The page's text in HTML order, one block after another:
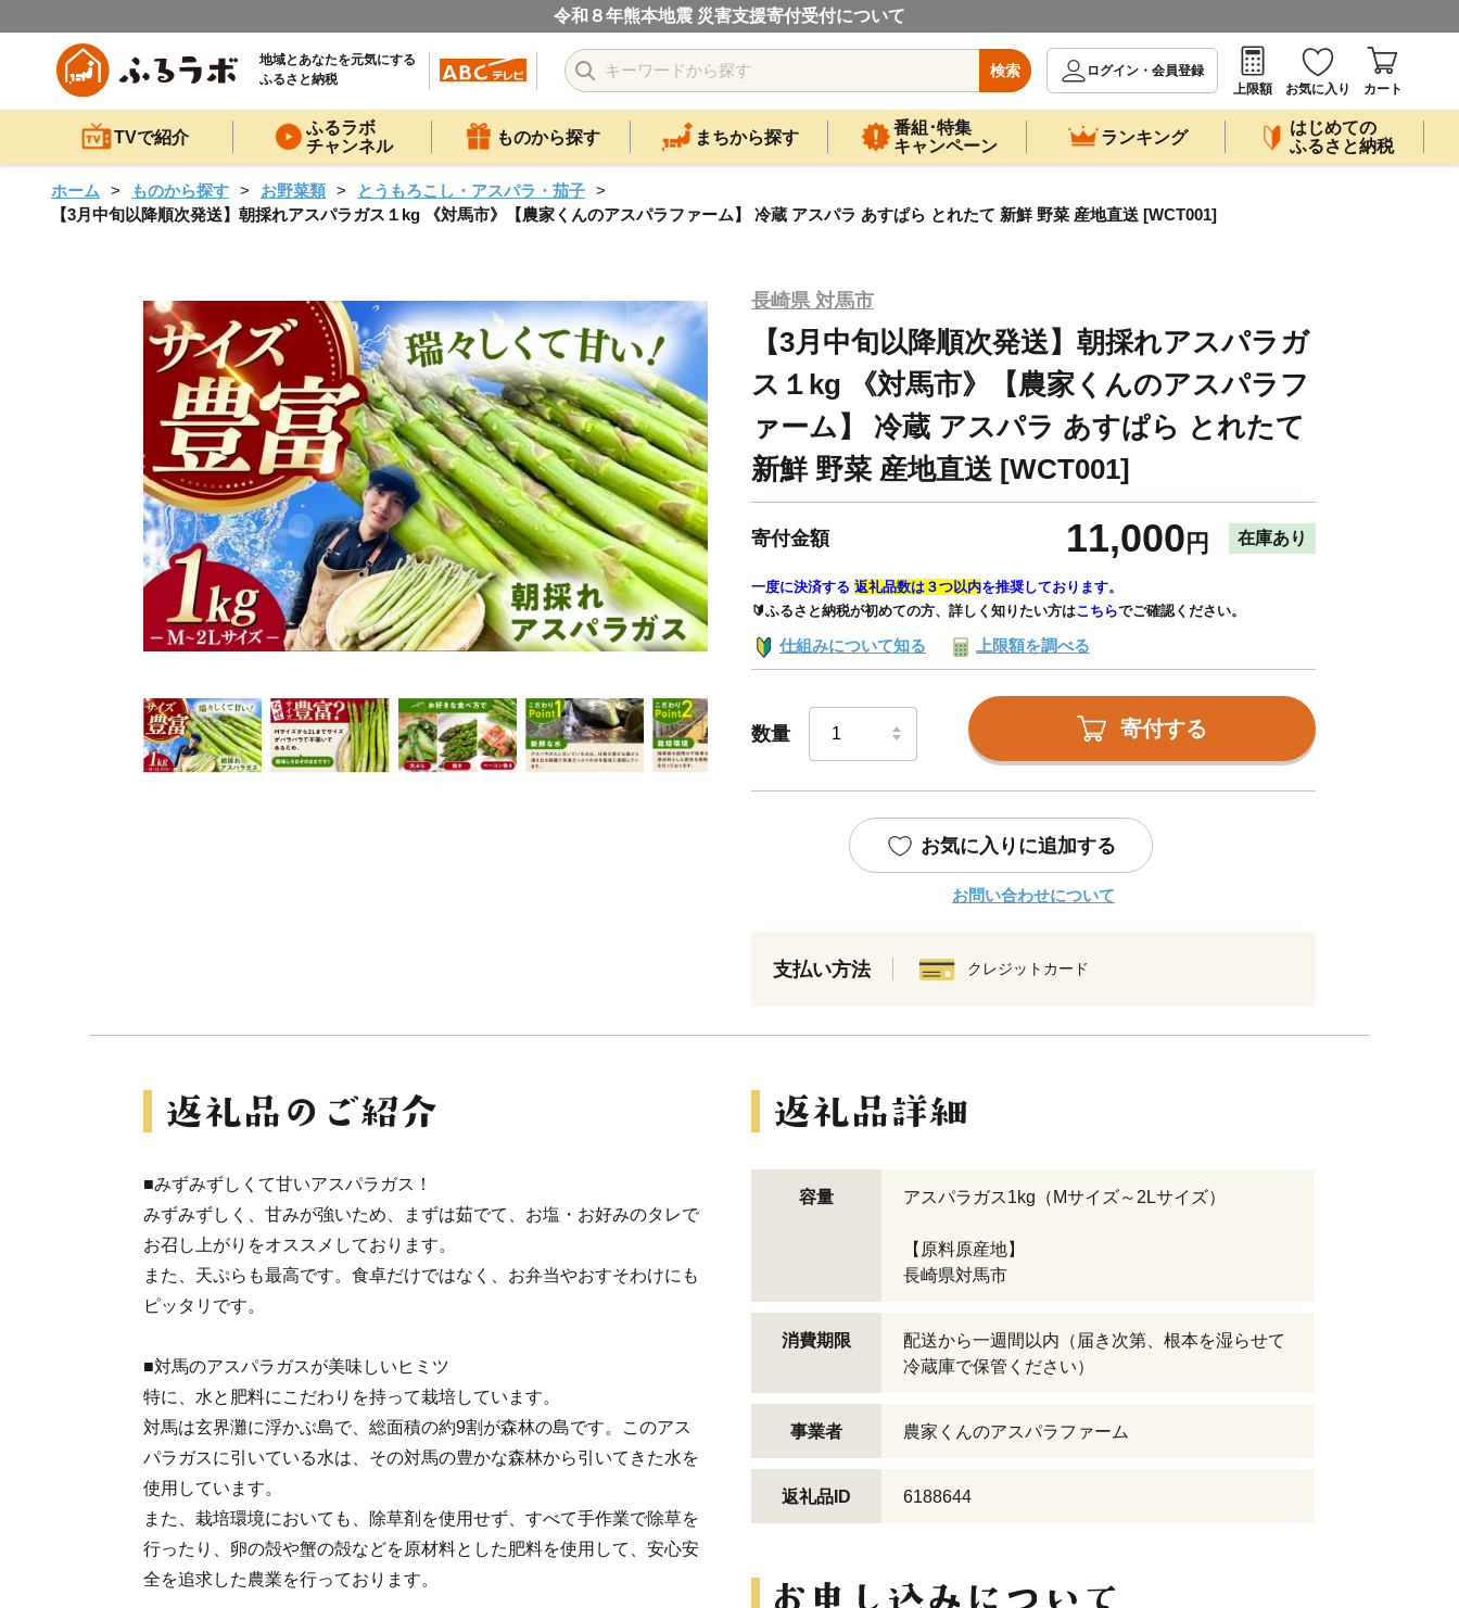
令和８年熊本地震 災害支援寄付受付について
地域とあなたを元気にする
ふるさと納税
検索
ログイン・会員登録
上限額
お気に入り カート
TVで紹介
ふるラボ
チャンネル
ものから探す まちから探す
番組･特集
キャンペーン
ランキング
はじめての
ふるさと納税
ホーム ものから探す お野菜類
とうもろこし・アスパラ・茄子
【3月中旬以降順次発送】朝採れアスパラガス１kg 《対馬市》【農家くんのアスパラファーム】 冷蔵 アスパラ あすぱら とれたて 新鮮 野菜 産地直送 [WCT001]
長崎県 対馬市
【3月中旬以降順次発送】朝採れアスパラガ
ス１kg 《対馬市》【農家くんのアスパラフ
ァーム】 冷蔵 アスパラ あすぱら とれたて
新鮮 野菜 産地直送 [WCT001]
寄付金額 11,000 円 在庫あり
一度に決済する 返礼品数は３つ以内を推奨しております。
🔰ふるさと納税が初めての方、詳しく知りたい方はこちらでご確認ください。
仕組みについて知る 上限額を調べる
数量 寄付する
お気に入りに追加する
お問い合わせについて
支払い方法 クレジットカード
■みずみずしくて甘いアスパラガス！
みずみずしく、甘みが強いため、まずは茹でて、お塩・お好みのタレで
お召し上がりをオススメしております。
また、天ぷらも最高です。食卓だけではなく、お弁当やおすそわけにも
ピッタリです。
■対馬のアスパラガスが美味しいヒミツ
特に、水と肥料にこだわりを持って栽培しています。
対馬は玄界灘に浮かぶ島で、総面積の約9割が森林の島です。このアス
パラガスに引いている水は、その対馬の豊かな森林から引いてきた水を
使用しています。
また、栽培環境においても、除草剤を使用せず、すべて手作業で除草を
行ったり、卵の殻や蟹の殻などを原材料とした肥料を使用して、安心安
全を追求した農業を行っております。
容量 アスパラガス1kg（Mサイズ～2Lサイズ）
【原料原産地】
長崎県対馬市
消費期限
配送から一週間以内（届き次第、根本を湿らせて
冷蔵庫で保管ください）
事業者 農家くんのアスパラファーム
返礼品ID 6188644